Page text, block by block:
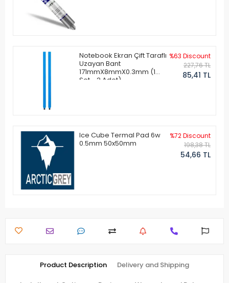
Notebook Ekran Çift Taraflı
Uzayan Bant
171mmX8mmX0.3mm (1
Set - 2 Adet)
%63 Discount
227,76 TL
85,41 TL
Ice Cube Termal Pad 6w
0.5mm 50x50mm
%72 Discount
198,38 TL
54,66 TL
Product Description Delivery and Shipping